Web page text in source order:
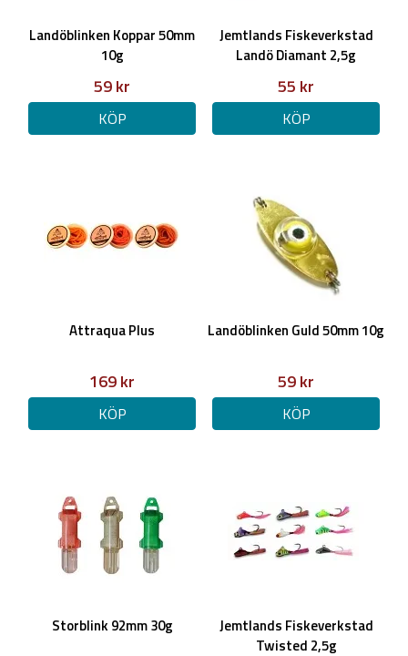
Landöblinken Koppar 50mm
10g
59 kr
KÖP
Jemtlands Fiskeverkstad
Landö Diamant 2,5g
55 kr
KÖP
Attraqua Plus
169 kr
KÖP
Landöblinken Guld 50mm 10g
59 kr
KÖP
Storblink 92mm 30g
Jemtlands Fiskeverkstad
Twisted 2,5g